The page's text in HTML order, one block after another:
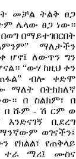
መቻል ትልቅ ፀጋ
ሌላው ፀጋ ነው።
በማይተገበርበት
ማለታችን
ሆኖ፤ ለውጥን ግን
“ውሃ ከዚህ ቀን
ብሎ ቀድሞ
ማለት በትክክለኛ
በ ስልክም፣ በ
በ ሹም - ሽ ርም ወ
ቢደረግ
ወገናችን፤
የክልል፣ የጠቅላይ
ተራ ማሪ፤ ሙስና